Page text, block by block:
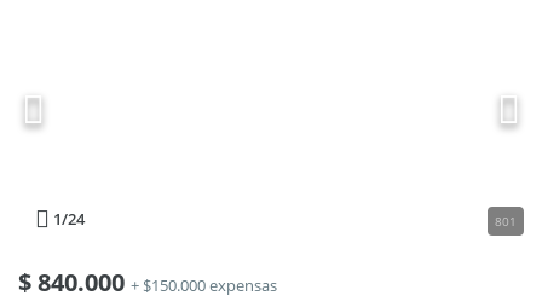
1/24 801
$840.000 + $150.000 expensas